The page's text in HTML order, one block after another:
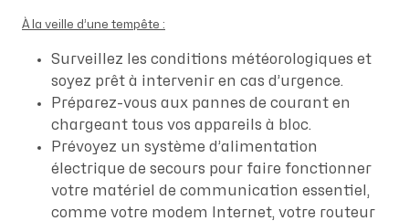
À la veille d’une tempête :
Surveillez les conditions météorologiques et
soyez prêt à intervenir en cas d’urgence.
Préparez-vous aux pannes de courant en
chargeant tous vos appareils à bloc.
Prévoyez un système d’alimentation
électrique de secours pour faire fonctionner
votre matériel de communication essentiel,
comme votre modem Internet, votre routeur